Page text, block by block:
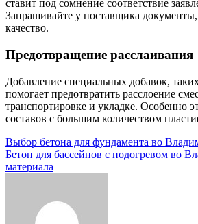
ставит под сомнение соответствие
Запрашивайте у поставщика
качество.
Предотвращение расслаивания
Добавление специальных добавок,
помогает предотвратить расслоение
транспортировке и укладке. Особенно
составов с большим количеством
Навигация
по
Выбор бетона для фундамента во
Бетон для бассейнов с подогревом во
материала